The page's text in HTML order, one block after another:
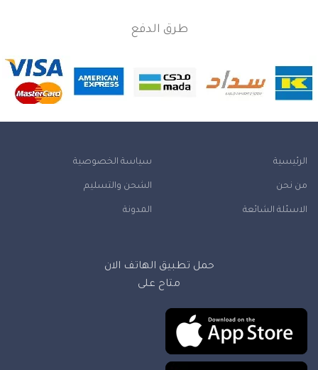
طرق الدفع
الرئيسية
من نحن
الاسئلة الشائعة
سياسة الخصوصية
الشحن والتسليم
المدونة
حمل تطبيق الهاتف الان
متاح على